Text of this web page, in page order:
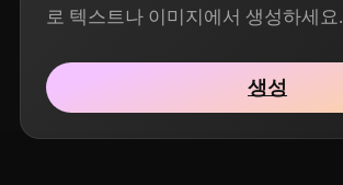
로 텍스트나 이미지에서 생성하세요.
생성